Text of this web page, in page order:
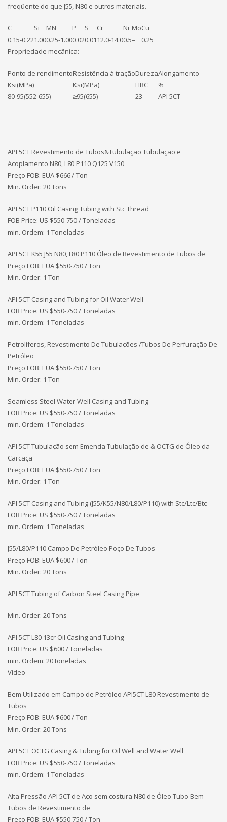
freqüente do que J55, N80 e outros materiais.
C Si MN P S Cr Ni MoCu
0.15-0.221.000.25-1.000.020.0112.0-14.00.5–
0.25
Propriedade mecânica:
Ponto de rendimentoResistência à traçãoDurezaAlongamento
Ksi(MPa)
Ksi(MPa) HRC
%
80-95(552-655)
≥95(655) 23 API 5CT
API 5CT Revestimento de Tubos&Tubulação Tubulação e
Acoplamento N80, L80 P110 Q125 V150
Preço FOB: EUA $666 / Ton
Min. Order: 20 Tons
API 5CT P110 Oil Casing Tubing with Stc Thread
FOB Price: US $550-750 / Toneladas
min. Ordem: 1 Toneladas
API 5CT K55 J55 N80, L80 P110 Óleo de Revestimento de Tubos de
Preço FOB: EUA $550-750 / Ton
Min. Order: 1 Ton
API 5CT Casing and Tubing for Oil Water Well
FOB Price: US $550-750 / Toneladas
min. Ordem: 1 Toneladas
Petrolíferos, Revestimento De Tubulações /Tubos De Perfuração De
Petróleo
Preço FOB: EUA $550-750 / Ton
Min. Order: 1 Ton
Seamless Steel Water Well Casing and Tubing
FOB Price: US $550-750 / Toneladas
min. Ordem: 1 Toneladas
API 5CT Tubulação sem Emenda Tubulação de & OCTG de Óleo da
Carcaça
Preço FOB: EUA $550-750 / Ton
Min. Order: 1 Ton
API 5CT Casing and Tubing (J55/K55/N80/L80/P110) with Stc/Ltc/Btc
FOB Price: US $550-750 / Toneladas
min. Ordem: 1 Toneladas
J55/L80/P110 Campo De Petróleo Poço De Tubos
Preço FOB: EUA $600 / Ton
Min. Order: 20 Tons
API 5CT Tubing of Carbon Steel Casing Pipe
Min. Order: 20 Tons
API 5CT L80 13cr Oil Casing and Tubing
FOB Price: US $600 / Toneladas
min. Ordem: 20 toneladas
Vídeo
Bem Utilizado em Campo de Petróleo API5CT L80 Revestimento de
Tubos
Preço FOB: EUA $600 / Ton
Min. Order: 20 Tons
API 5CT OCTG Casing & Tubing for Oil Well and Water Well
FOB Price: US $550-750 / Toneladas
min. Ordem: 1 Toneladas
Alta Pressão API 5CT de Aço sem costura N80 de Óleo Tubo Bem
Tubos de Revestimento de
Preço FOB: EUA $550-750 / Ton